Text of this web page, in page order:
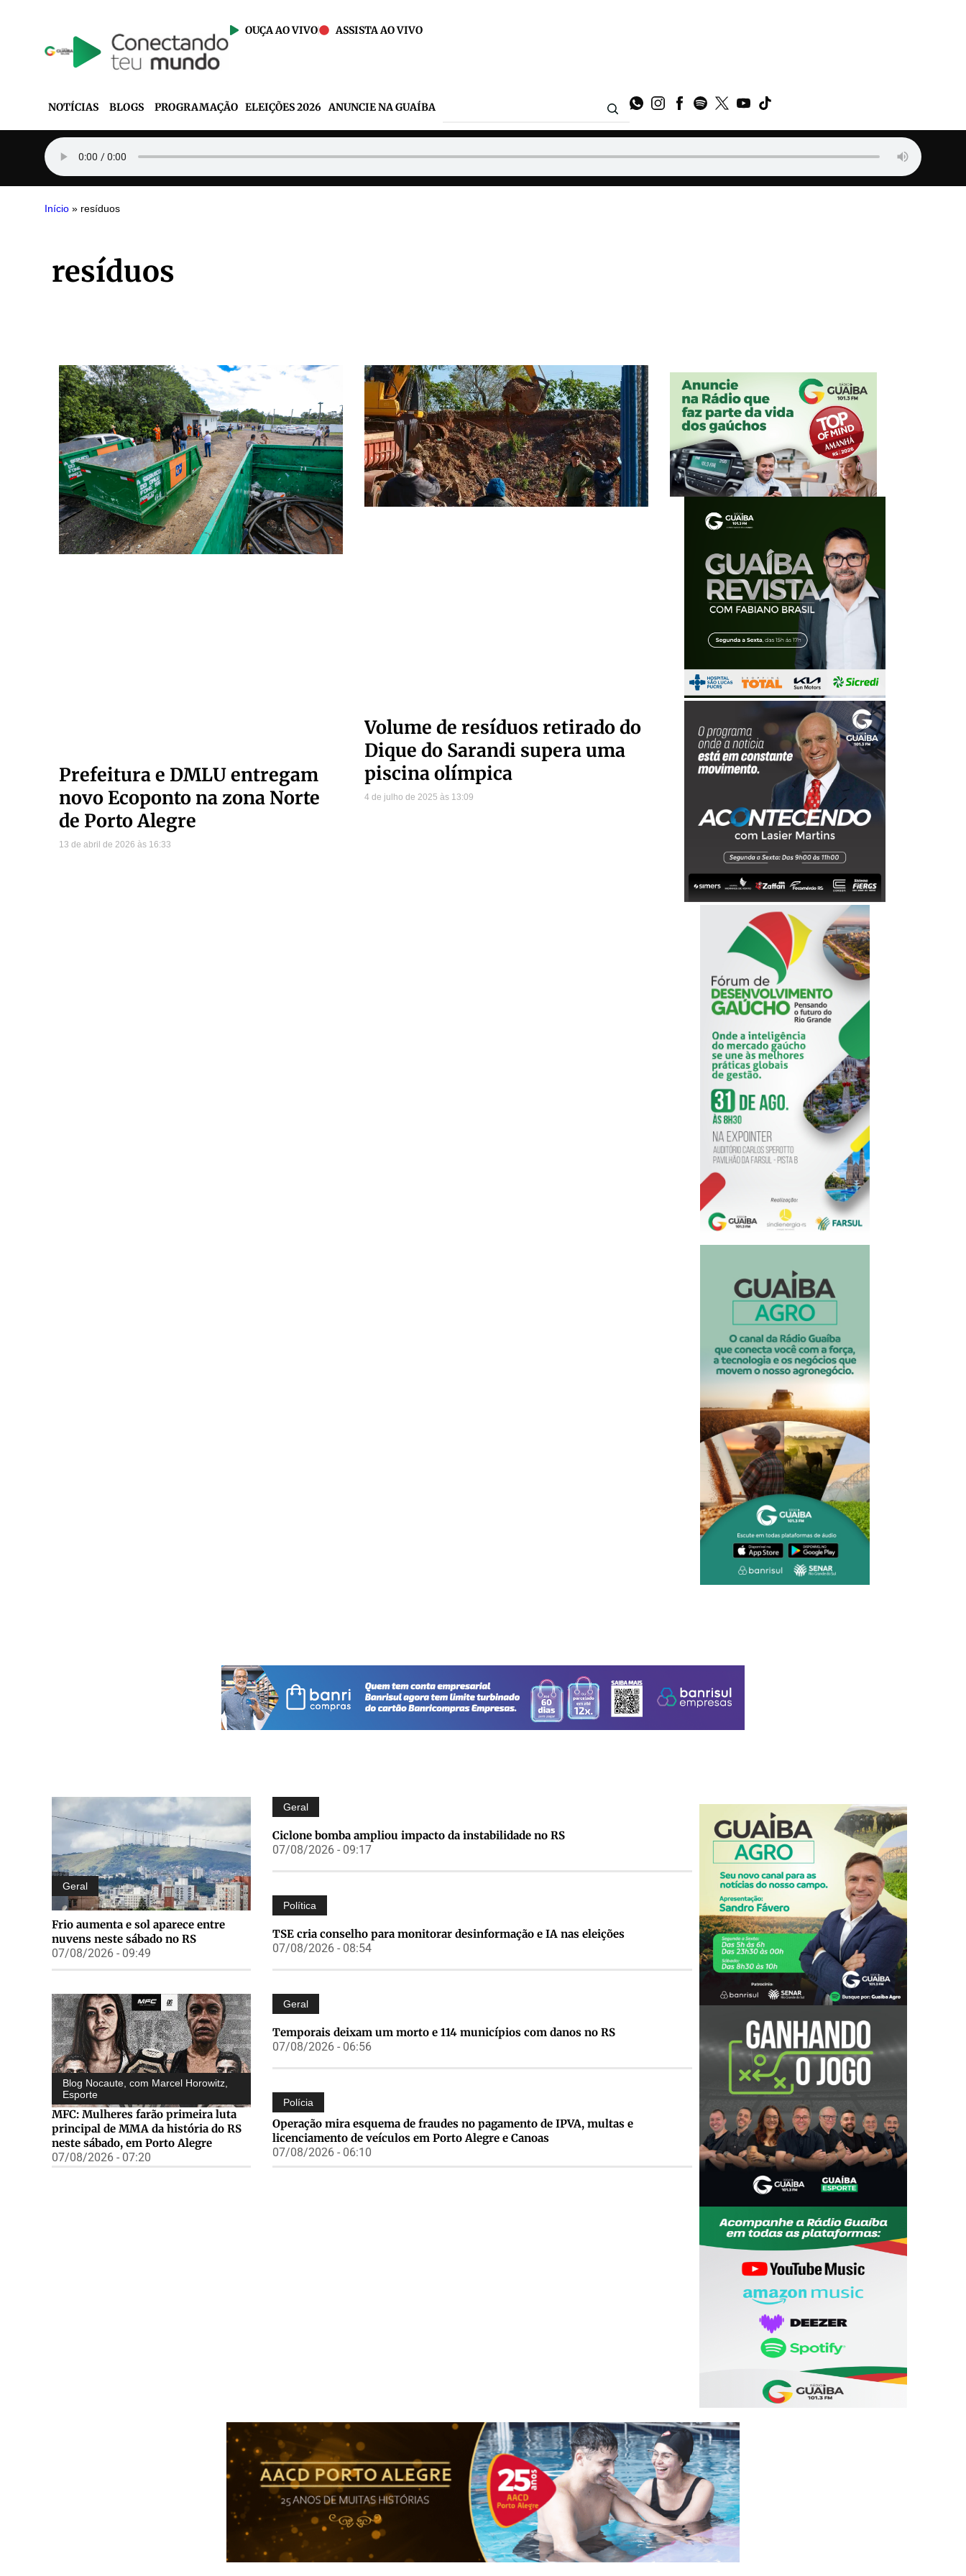
OUÇA AO VIVO ASSISTA AO VIVO
NOTÍCIAS BLOGS PROGRAMAÇÃO ELEIÇÕES 2026 ANUNCIE NA GUAÍBA
Início » resíduos
resíduos
Prefeitura e DMLU entregam
novo Ecoponto na zona Norte
de Porto Alegre
13 de abril de 2026 16:33
Volume de resíduos retirado do
Dique do Sarandi supera uma
piscina olímpica
4 de julho de 2025 13:09
Geral
Frio aumenta e sol aparece entre
nuvens neste sábado no RS
07/08/2026 - 09:49
Geral
Ciclone bomba ampliou impacto da instabilidade no RS
07/08/2026 - 09:17
Política
TSE cria conselho para monitorar desinformação e IA nas eleições
07/08/2026 - 08:54
Blog Nocaute, com Marcel Horowitz
Esporte
MFC: Mulheres farão primeira luta
principal de MMA da história do RS
neste sábado, em Porto Alegre
07/08/2026 - 07:20
Geral
Temporais deixam um morto e 114 municípios com danos no RS
07/08/2026 - 06:56
Polícia
Operação mira esquema de fraudes no pagamento de IPVA, multas e
licenciamento de veículos em Porto Alegre e Canoas
07/08/2026 - 06:10